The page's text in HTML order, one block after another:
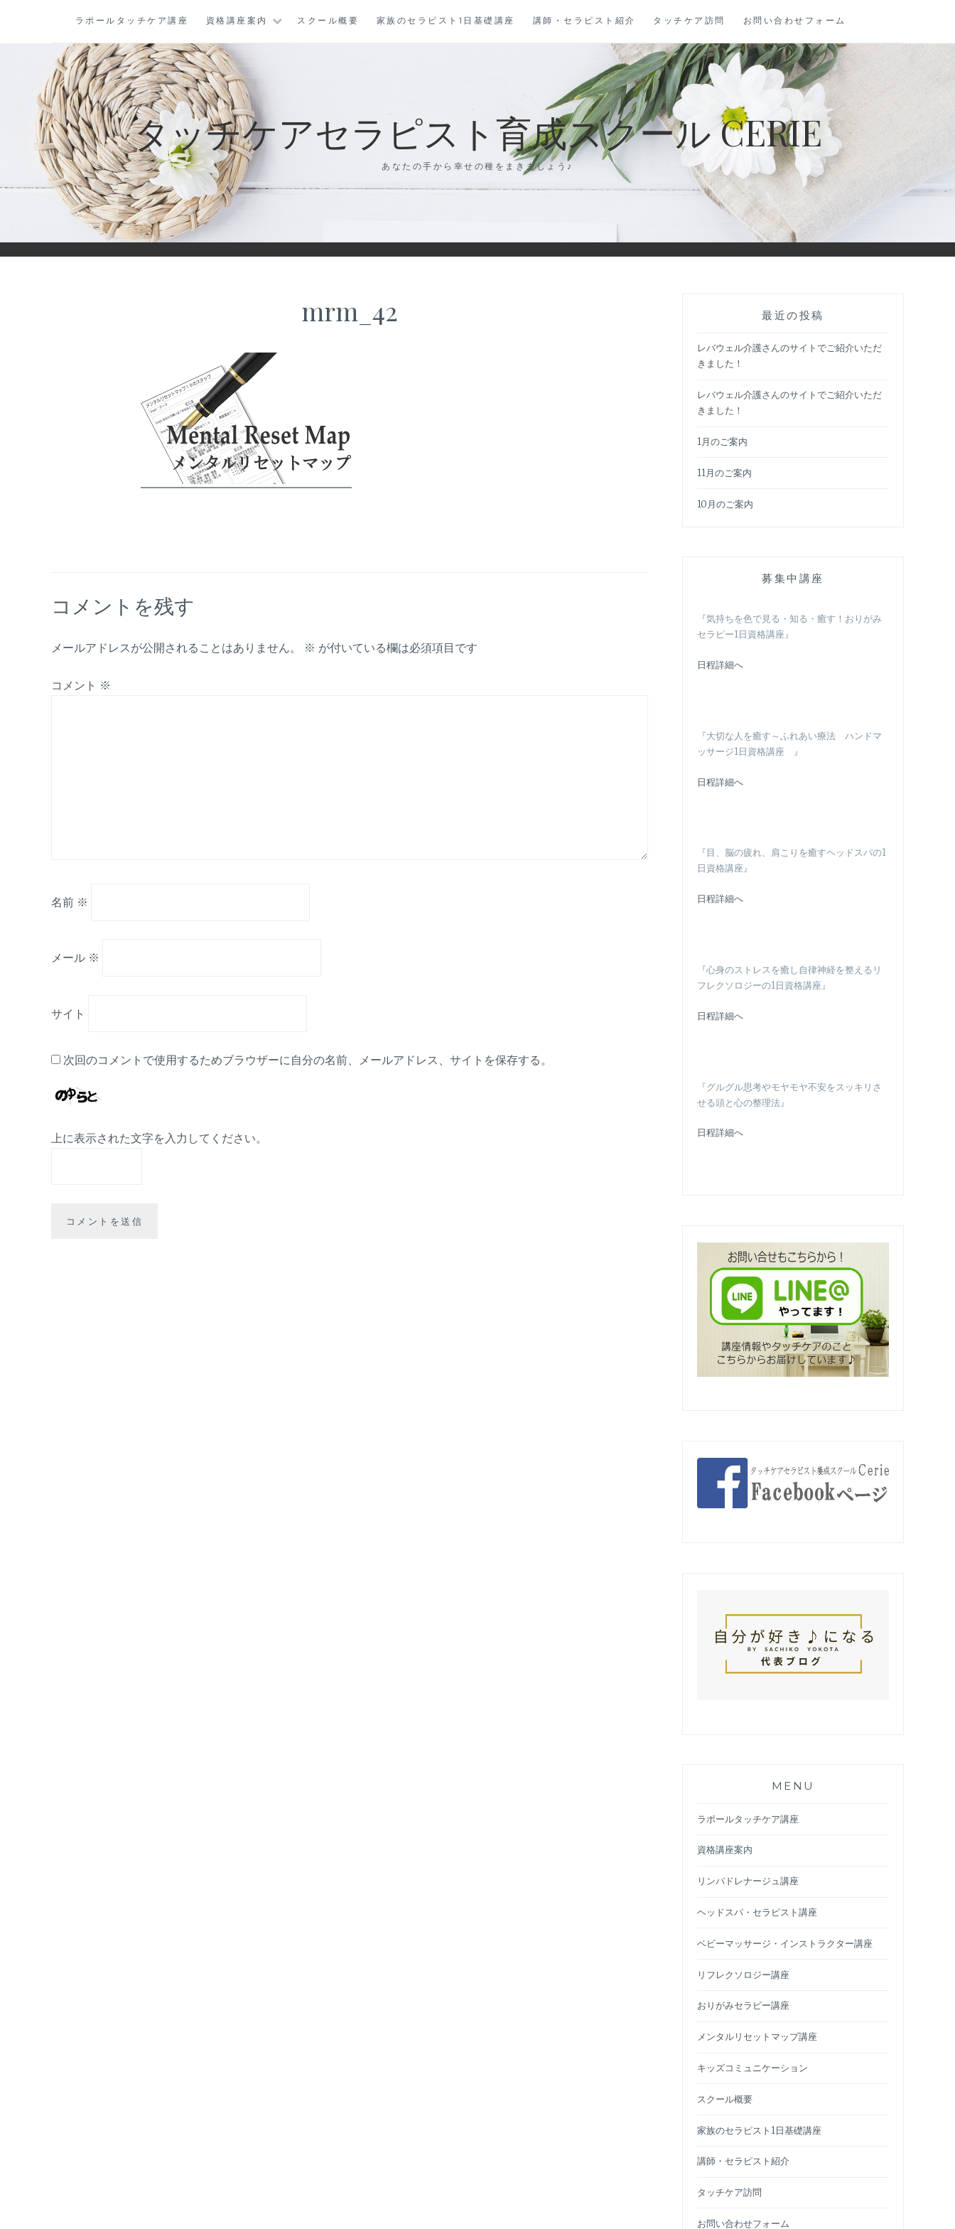
ラポールタッチケア講座 資格講座案内 スクール概要 家族のセラピスト1日基礎講座 講師・セラピスト紹介 タッチケア訪問 お問い合わせフォーム
タッチケアセラピスト育成スクール CERIE
あなたの手から幸せの種をまきましょう♪
mrm_42
コメントを残す
メールアドレスが公開されることはありません。 ※ が付いている欄は必須項目です
コメント ※
名前 ※
メール ※
サイト
次回のコメントで使用するためブラウザーに自分の名前、メールアドレス、サイトを保存する。
上に表示された文字を入力してください。
最近の投稿
レバウェル介護さんのサイトでご紹介いただ
きました！
レバウェル介護さんのサイトでご紹介いただ
きました！
1月のご案内
11月のご案内
10月のご案内
募集中講座
『気持ちを色で見る・知る・癒す！おりがみ
セラピー1日資格講座』
日程詳細へ
『大切な人を癒す～ふれあい療法 ハンドマ
ッサージ1日資格講座 』
日程詳細へ
『目、脳の疲れ、肩こりを癒すヘッドスパの1
日資格講座』
日程詳細へ
『心身のストレスを癒し自律神経を整えるリ
フレクソロジーの1日資格講座』
日程詳細へ
『グルグル思考やモヤモヤ不安をスッキリさ
せる頭と心の整理法』
日程詳細へ
MENU
ラポールタッチケア講座
資格講座案内
リンパドレナージュ講座
ヘッドスパ・セラピスト講座
ベビーマッサージ・インストラクター講座
リフレクソロジー講座
おりがみセラピー講座
メンタルリセットマップ講座
キッズコミュニケーション
スクール概要
家族のセラピスト1日基礎講座
講師・セラピスト紹介
タッチケア訪問
お問い合わせフォーム